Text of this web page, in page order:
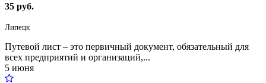
35 руб.
Липецк
Путевой лист – это первичный документ, обязательный для
всех предприятий и организаций,...
5 июня